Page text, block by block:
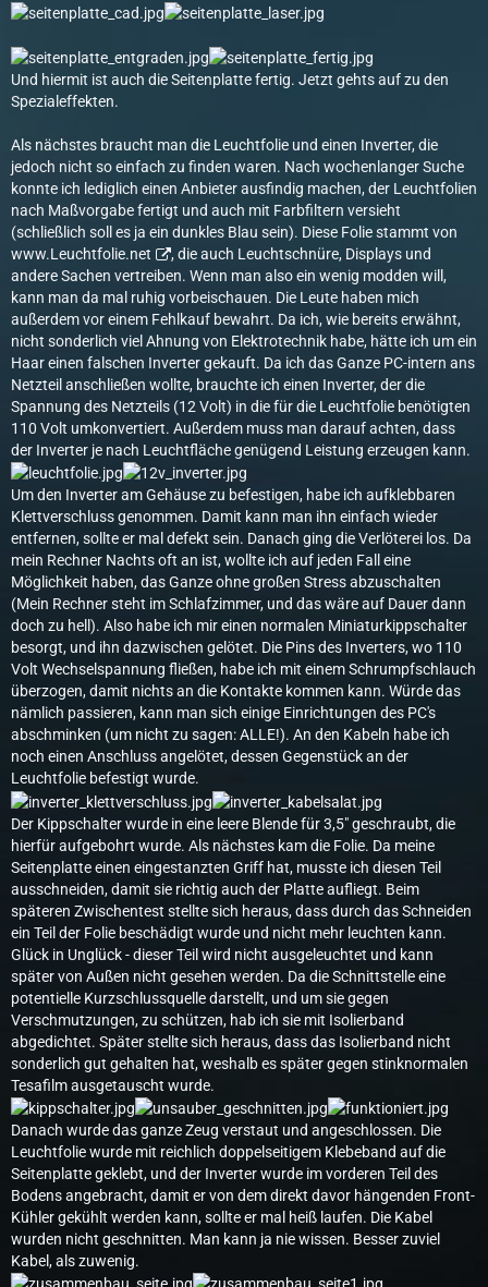
Und hiermit ist auch die Seitenplatte fertig. Jetzt gehts auf zu den
Spezialeffekten.
Als nächstes braucht man die Leuchtfolie und einen Inverter, die
jedoch nicht so einfach zu finden waren. Nach wochenlanger Suche
konnte ich lediglich einen Anbieter ausfindig machen, der Leuchtfolien
nach Maßvorgabe fertigt und auch mit Farbfiltern versieht
(schließlich soll es ja ein dunkles Blau sein). Diese Folie stammt von
www.Leuchtfolie.net
, die auch Leuchtschnüre, Displays und
andere Sachen vertreiben. Wenn man also ein wenig modden will,
kann man da mal ruhig vorbeischauen. Die Leute haben mich
außerdem vor einem Fehlkauf bewahrt. Da ich, wie bereits erwähnt,
nicht sonderlich viel Ahnung von Elektrotechnik habe, hätte ich um ein
Haar einen falschen Inverter gekauft. Da ich das Ganze PC-intern ans
Netzteil anschließen wollte, brauchte ich einen Inverter, der die
Spannung des Netzteils (12 Volt) in die für die Leuchtfolie benötigten
110 Volt umkonvertiert. Außerdem muss man darauf achten, dass
der Inverter je nach Leuchtfläche genügend Leistung erzeugen kann.
Um den Inverter am Gehäuse zu befestigen, habe ich aufklebbaren
Klettverschluss genommen. Damit kann man ihn einfach wieder
entfernen, sollte er mal defekt sein. Danach ging die Verlöterei los. Da
mein Rechner Nachts oft an ist, wollte ich auf jeden Fall eine
Möglichkeit haben, das Ganze ohne großen Stress abzuschalten
(Mein Rechner steht im Schlafzimmer, und das wäre auf Dauer dann
doch zu hell). Also habe ich mir einen normalen Miniaturkippschalter
besorgt, und ihn dazwischen gelötet. Die Pins des Inverters, wo 110
Volt Wechselspannung fließen, habe ich mit einem Schrumpfschlauch
überzogen, damit nichts an die Kontakte kommen kann. Würde das
nämlich passieren, kann man sich einige Einrichtungen des PC's
abschminken (um nicht zu sagen: ALLE!). An den Kabeln habe ich
noch einen Anschluss angelötet, dessen Gegenstück an der
Leuchtfolie befestigt wurde.
Der Kippschalter wurde in eine leere Blende für 3,5" geschraubt, die
hierfür aufgebohrt wurde. Als nächstes kam die Folie. Da meine
Seitenplatte einen eingestanzten Griff hat, musste ich diesen Teil
ausschneiden, damit sie richtig auch der Platte aufliegt. Beim
späteren Zwischentest stellte sich heraus, dass durch das Schneiden
ein Teil der Folie beschädigt wurde und nicht mehr leuchten kann.
Glück in Unglück - dieser Teil wird nicht ausgeleuchtet und kann
später von Außen nicht gesehen werden. Da die Schnittstelle eine
potentielle Kurzschlussquelle darstellt, und um sie gegen
Verschmutzungen, zu schützen, hab ich sie mit Isolierband
abgedichtet. Später stellte sich heraus, dass das Isolierband nicht
sonderlich gut gehalten hat, weshalb es später gegen stinknormalen
Tesafilm ausgetauscht wurde.
Danach wurde das ganze Zeug verstaut und angeschlossen. Die
Leuchtfolie wurde mit reichlich doppelseitigem Klebeband auf die
Seitenplatte geklebt, und der Inverter wurde im vorderen Teil des
Bodens angebracht, damit er von dem direkt davor hängenden Front-
Kühler gekühlt werden kann, sollte er mal heiß laufen. Die Kabel
wurden nicht geschnitten. Man kann ja nie wissen. Besser zuviel
Kabel, als zuwenig.